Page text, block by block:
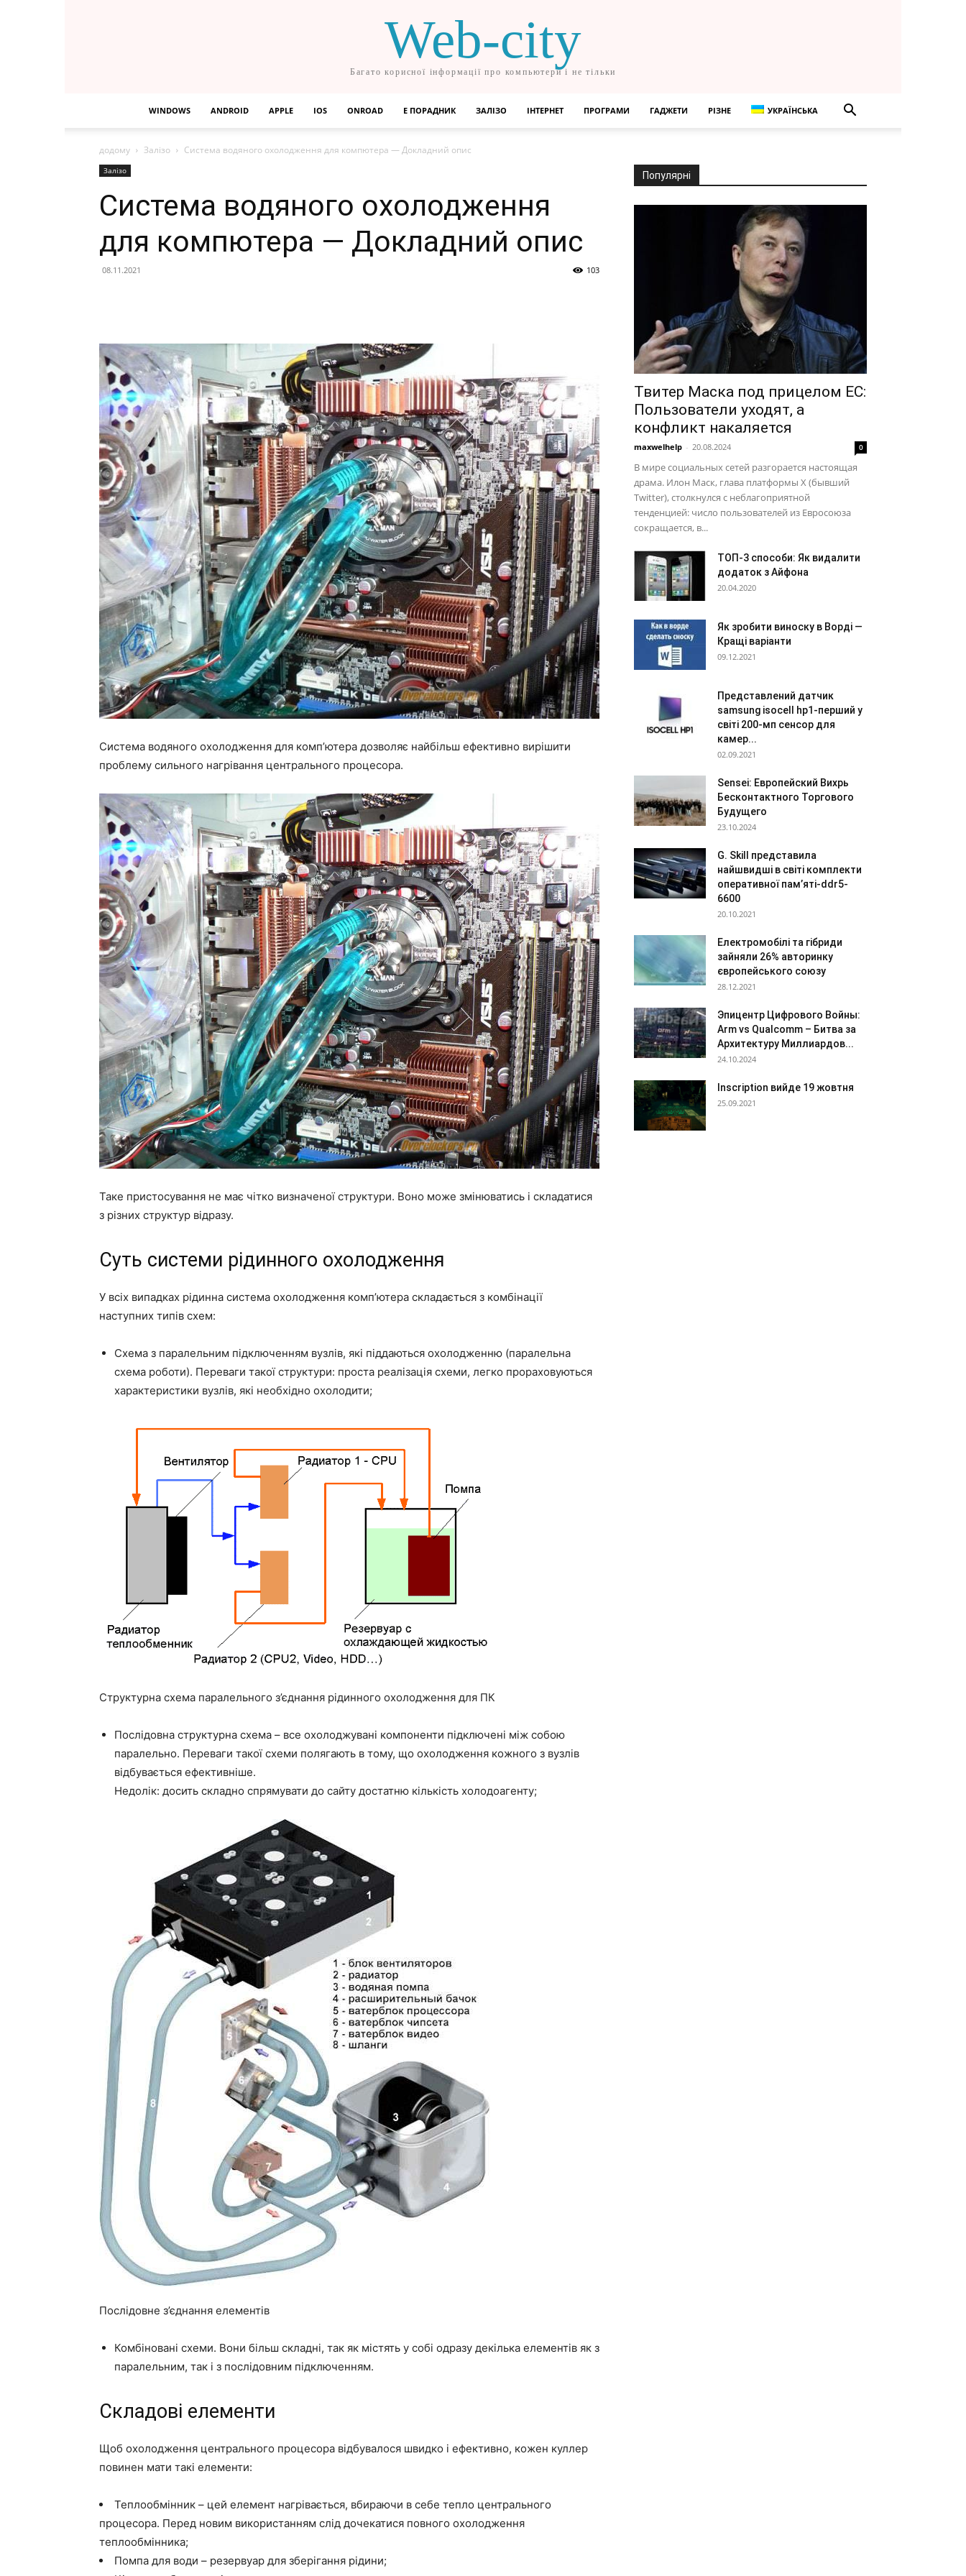
Web-city
Багато корисної інформації про компьютери і не тільки
WINDOWS ANDROID APPLE IOS ONROAD Е ПОРАДНИК ЗАЛІЗО ІНТЕРНЕТ ПРОГРАМИ ГАДЖЕТИ РІЗНЕ УКРАЇНСЬКА
додому Залізо Система водяного охолодження для компютера — Докладний опис
Залізо
Система водяного охолодження
для компютера — Докладний опис
08.11.2021 103
Система водяного охолодження для комп’ютера дозволяє найбільш ефективно вирішити
проблему сильного нагрівання центрального процесора.
Таке пристосування не має чітко визначеної структури. Воно може змінюватись і складатися
з різних структур відразу.
Суть системи рідинного охолодження
У всіх випадках рідинна система охолодження комп’ютера складається з комбінації
наступних типів схем:
Схема з паралельним підключенням вузлів, які піддаються охолодженню (паралельна
схема роботи). Переваги такої структури: проста реалізація схеми, легко прораховуються
характеристики вузлів, які необхідно охолодити;
Структурна схема паралельного з’єднання рідинного охолодження для ПК
Послідовна структурна схема – все охолоджувані компоненти підключені між собою
паралельно. Переваги такої схеми полягають в тому, що охолодження кожного з вузлів
відбувається ефективніше.
Недолік: досить складно спрямувати до сайту достатню кількість холодоагенту;
Послідовне з’єднання елементів
Комбіновані схеми. Вони більш складні, так як містять у собі одразу декілька елементів як з
паралельним, так і з послідовним підключенням.
Складові елементи
Щоб охолодження центрального процесора відбувалося швидко і ефективно, кожен куллер
повинен мати такі елементи:
Теплообмінник – цей елемент нагрівається, вбираючи в себе тепло центрального
процесора. Перед новим використанням слід дочекатися повного охолодження
теплообмінника;
Помпа для води – резервуар для зберігання рідини;
Популярні
Твитер Маска под прицелом ЕС:
Пользователи уходят, а
конфликт накаляется
maxwelhelp - 20.08.2024 0
В мире социальных сетей разгорается настоящая
драма. Илон Маск, глава платформы X (бывший
Twitter), столкнулся с неблагоприятной
тенденцией: число пользователей из Евросоюза
сокращается, в...
ТОП-3 способи: Як видалити
додаток з Айфона
20.04.2020
Як зробити виноску в Ворді —
Кращі варіанти
09.12.2021
Представлений датчик
samsung isocell hp1-перший у
світі 200-мп сенсор для
камер...
02.09.2021
Sensei: Европейский Вихрь
Бесконтактного Торгового
Будущего
23.10.2024
G. Skill представила
найшвидші в світі комплекти
оперативної пам’яті-ddr5-
6600
20.10.2021
Електромобілі та гібриди
зайняли 26% авторинку
європейського союзу
28.12.2021
Эпицентр Цифрового Войны:
Arm vs Qualcomm – Битва за
Архитектуру Миллиардов...
24.10.2024
Inscription вийде 19 жовтня
25.09.2021